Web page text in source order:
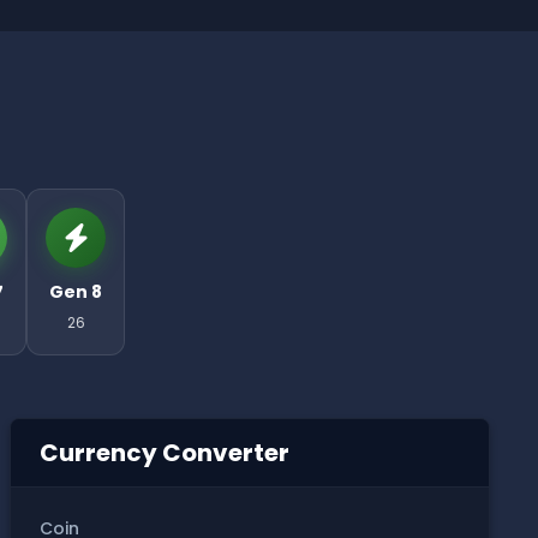
Gen 8
26
Currency Converter
Coin